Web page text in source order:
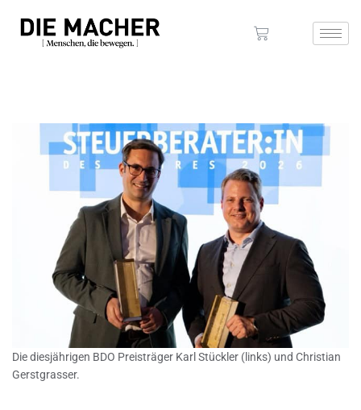
Die diesjährigen BDO Preisträger Karl Stückler (links) und Christian
Gerstgrasser.